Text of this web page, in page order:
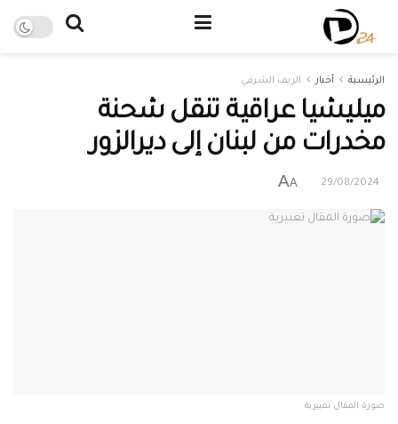
الرئيسية أخبار الريف الشرقي
ميليشيا عراقية تنقل شحنة
مخدرات من لبنان إلى ديرالزور
29/08/2024
A
A
صورة المقال تعبيرية